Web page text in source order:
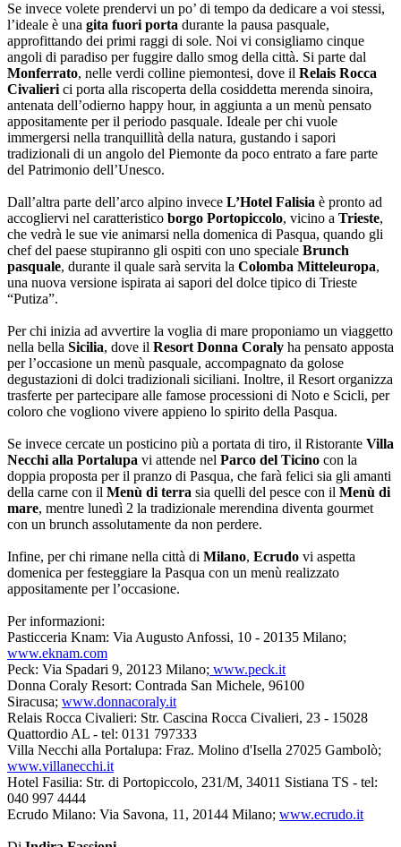
Se invece volete prendervi un po’ di tempo da dedicare a voi stessi,
l’ideale è una gita fuori porta durante la pausa pasquale,
approfittando dei primi raggi di sole. Noi vi consigliamo cinque
angoli di paradiso per fuggire dallo smog della città. Si parte dal
Monferrato, nelle verdi colline piemontesi, dove il Relais Rocca
Civalieri ci porta alla riscoperta della cosiddetta merenda sinoira,
antenata dell’odierno happy hour, in aggiunta a un menù pensato
appositamente per il periodo pasquale. Ideale per chi vuole
immergersi nella tranquillità della natura, gustando i sapori
tradizionali di un angolo del Piemonte da poco entrato a fare parte
del Patrimonio dell’Unesco.
Dall’altra parte dell’arco alpino invece L’Hotel Falisia è pronto ad
accogliervi nel caratteristico borgo Portopiccolo, vicino a Trieste,
che vedrà le sue vie animarsi nella domenica di Pasqua, quando gli
chef del paese stupiranno gli ospiti con uno speciale Brunch
pasquale, durante il quale sarà servita la Colomba Mitteleuropa,
una nuova versione ispirata ai sapori del dolce tipico di Trieste
“Putiza”.
Per chi inizia ad avvertire la voglia di mare proponiamo un viaggetto
nella bella Sicilia, dove il Resort Donna Coraly ha pensato apposta
per l’occasione un menù pasquale, accompagnato da golose
degustazioni di dolci tradizionali siciliani. Inoltre, il Resort organizza
trasferte per partecipare alle famose processioni di Noto e Scicli, per
coloro che vogliono vivere appieno lo spirito della Pasqua.
Se invece cercate un posticino più a portata di tiro, il Ristorante Villa
Necchi alla Portalupa vi attende nel Parco del Ticino con la
doppia proposta per il pranzo di Pasqua, che farà felici sia gli amanti
della carne con il Menù di terra sia quelli del pesce con il Menù di
mare, mentre lunedì 2 la tradizionale merendina diventa gourmet
con un brunch assolutamente da non perdere.
Infine, per chi rimane nella città di Milano, Ecrudo vi aspetta
domenica per festeggiare la Pasqua con un menù realizzato
appositamente per l’occasione.
Per informazioni:
Pasticceria Knam: Via Augusto Anfossi, 10 - 20135 Milano;
www.eknam.com
Peck: Via Spadari 9, 20123 Milano; www.peck.it
Donna Coraly Resort: Contrada San Michele, 96100
Siracusa; www.donnacoraly.it
Relais Rocca Civalieri: Str. Cascina Rocca Civalieri, 23 - 15028
Quattordio AL - tel: 0131 797333
Villa Necchi alla Portalupa: Fraz. Molino d'Isella 27025 Gambolò;
www.villanecchi.it
Hotel Fasilia: Str. di Portopiccolo, 231/M, 34011 Sistiana TS - tel:
040 997 4444
Ecrudo Milano: Via Savona, 11, 20144 Milano; www.ecrudo.it